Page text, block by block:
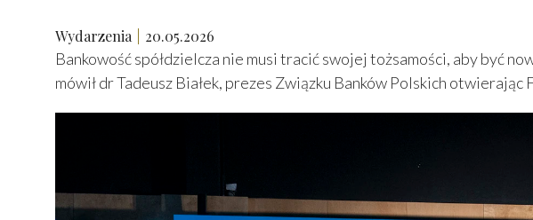
Wydarzenia 20.05.2026
Bankowość spółdzielcza nie musi tracić swojej tożsamości, aby być
mówił dr Tadeusz Białek, prezes Związku Banków Polskich